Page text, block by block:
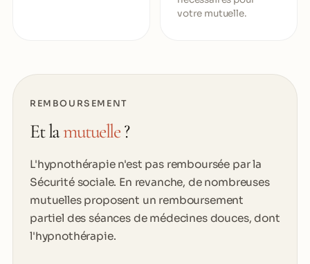
votre mutuelle.
REMBOURSEMENT
Et lamutuelle?
L'hypnothérapie n'est pas remboursée par la
Sécurité sociale. En revanche, de nombreuses
mutuelles proposent un remboursement
partiel des séances de médecines douces, dont
l'hypnothérapie.